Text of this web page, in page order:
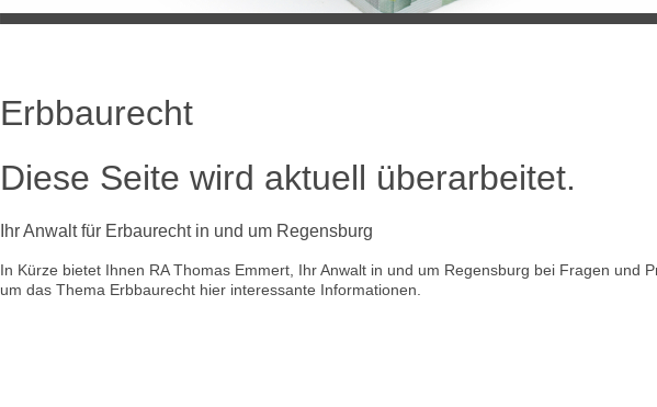
Erbbaurecht
Diese Seite wird aktuell überarbeitet.
Ihr Anwalt für Erbaurecht in und um Regensburg
In Kürze bietet Ihnen RA Thomas Emmert, Ihr Anwalt in und um Regensburg bei Fragen und
um das Thema Erbbaurecht hier interessante Informationen.